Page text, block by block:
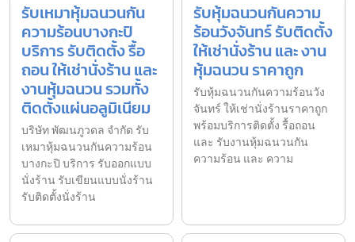
รับเหมาหุ้มฉนวนกัน
ความร้อนบางกะปิ
บริการ รับติดตั้ง รื้อ
ถอน ให้เช่านั่งร้าน และ
งานหุ้มฉนวน รวมทั้ง
ติดตั้งแผ่นอลูมิเนียม
บริษัท พัฒนภูวดล จำกัด รับ
เหมาหุ้มฉนวนกันความร้อน
บางกะปิ บริการ รับออกแบบ
นั่งร้าน รับเขียนแบบนั่งร้าน
รับติดตั้งนั่งร้าน
รับหุ้มฉนวนกันความ
ร้อนวังจันทร์ รับติดตั้ง
ให้เช่านั่งร้าน และ งาน
หุ้มฉนวน ราคาถูก
รับหุ้มฉนวนกันความร้อนวัง
จันทร์ ให้เช่านั่งร้านราคาถูก
พร้อมบริการติดตั้ง รื้อถอน
และ รับงานหุ้มฉนวนกัน
ความร้อน และ ความ